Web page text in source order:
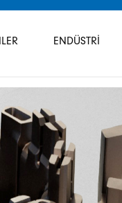
ENDÜSTRI